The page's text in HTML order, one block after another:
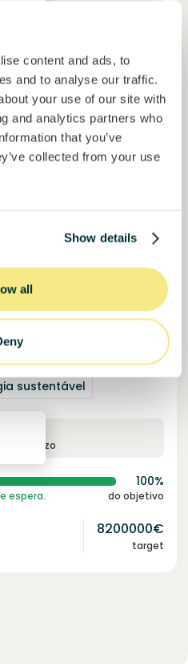
content and ads, to
and to analyse our traffic.
your use of our site with
and analytics partners who
that you’ve
collected from your use
Show details
all
Não perca.
30000000€
target
automóvel
sustentável
prazo
100%
espera. do objetivo
8200000€
target